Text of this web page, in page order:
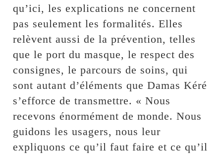
qu’ici, les explications ne concernent
pas seulement les formalités. Elles
relèvent aussi de la prévention, telles
que le port du masque, le respect des
consignes, le parcours de soins, qui
sont autant d’éléments que Damas Kéré
s’efforce de transmettre. « Nous
recevons énormément de monde. Nous
guidons les usagers, nous leur
expliquons ce qu’il faut faire et ce qu’il